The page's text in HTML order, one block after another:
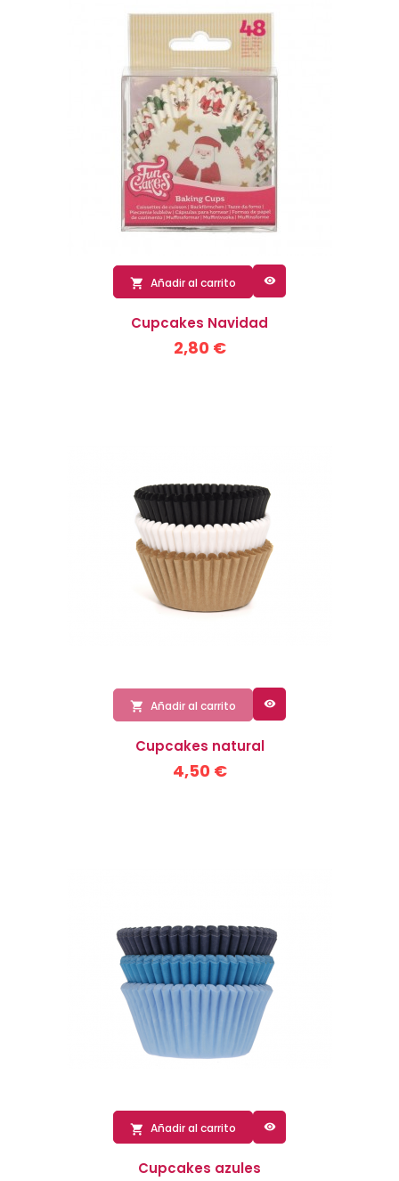
 Añadir al carrito 
Cupcakes Navidad
2,80 €
 Añadir al carrito 
Cupcakes natural
4,50 €
 Añadir al carrito 
Cupcakes azules